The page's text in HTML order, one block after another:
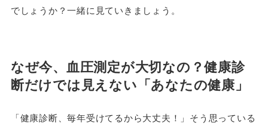
でしょうか？一緒に見ていきましょう。
なぜ今、血圧測定が大切なの？健康診
断だけでは見えない「あなたの健康」
「健康診断、毎年受けてるから大丈夫！」そう思っている